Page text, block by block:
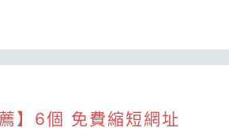
】6個 免費縮短網址